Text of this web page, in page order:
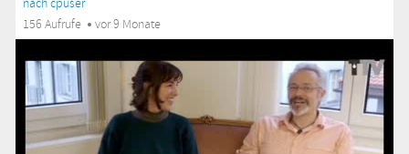
156 Aufrufe
vor 9 Monate